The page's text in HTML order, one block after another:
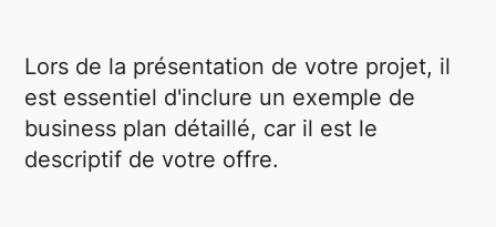
Lors de la présentation de votre projet, il
est essentiel d'inclure un exemple de
business plan détaillé, car il est le
descriptif de votre offre.